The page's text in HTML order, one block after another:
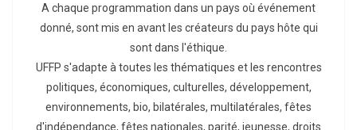
A chaque programmation dans un pays où événement
donné, sont mis en avant les créateurs du pays hôte qui
sont dans l'éthique.
UFFP s'adapte à toutes les thématiques et les rencontres
politiques, économiques, culturelles, développement,
environnements, bio, bilatérales, multilatérales, fêtes
d'indépendance, fêtes nationales, parité, jeunesse, droits